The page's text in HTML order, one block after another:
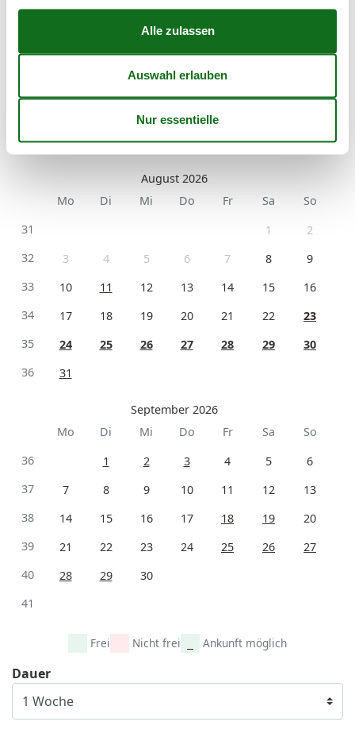
Kurzurlaub zu machen.
Kalender
Ankunft
August 2026
Mo
Di Mi Do Fr Sa
So
31
1
2
32
3 4 5 6 7 8
9
33
10 11 12 13 14 15
16
34
17 18 19 20 21 22
23
35
24 25 26 27 28 29
30
36
31
September 2026
Mo
Di Mi Do Fr Sa
So
36
1 2 3 4 5
6
37
7 8 9 10 11 12
13
38
14 15 16 17 18 19
20
39
21 22 23 24 25 26
27
40
28 29
30
41
Frei Nicht frei Ankunft möglich
Dauer